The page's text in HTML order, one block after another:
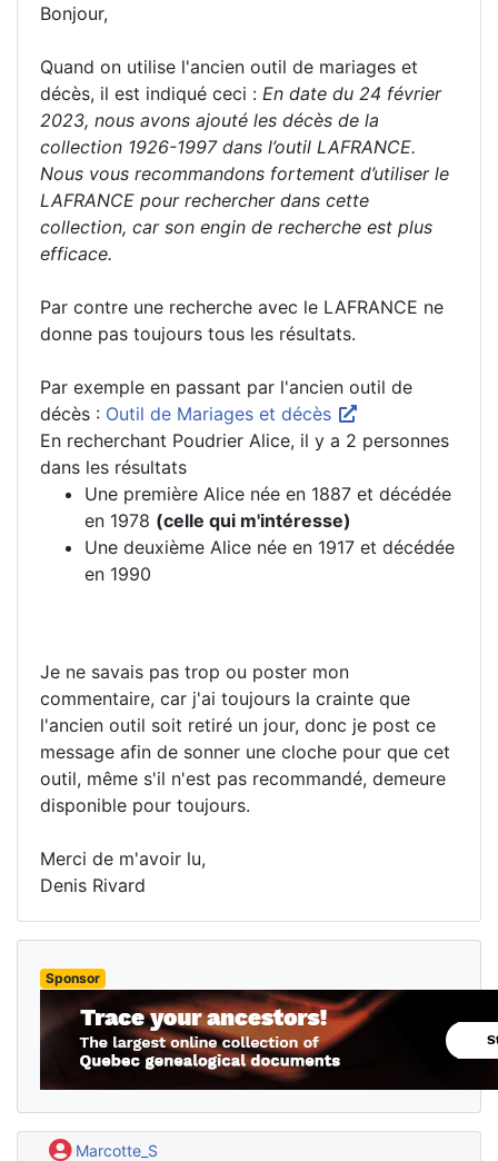
Bonjour,
Quand on utilise l'ancien outil de mariages et
décès, il est indiqué ceci : En date du 24 février
2023, nous avons ajouté les décès de la
collection 1926-1997 dans l’outil LAFRANCE.
Nous vous recommandons fortement d’utiliser le
LAFRANCE pour rechercher dans cette
collection, car son engin de recherche est plus
efficace.
Par contre une recherche avec le LAFRANCE ne
donne pas toujours tous les résultats.
Par exemple en passant par l'ancien outil de
décès : Outil de Mariages et décès
En recherchant Poudrier Alice, il y a 2 personnes
dans les résultats
Une première Alice née en 1887 et décédée
en 1978 (celle qui m'intéresse)
Une deuxième Alice née en 1917 et décédée
en 1990
Je ne savais pas trop ou poster mon
commentaire, car j'ai toujours la crainte que
l'ancien outil soit retiré un jour, donc je post ce
message afin de sonner une cloche pour que cet
outil, même s'il n'est pas recommandé, demeure
disponible pour toujours.
Merci de m'avoir lu,
Denis Rivard
Sponsor
Marcotte_S